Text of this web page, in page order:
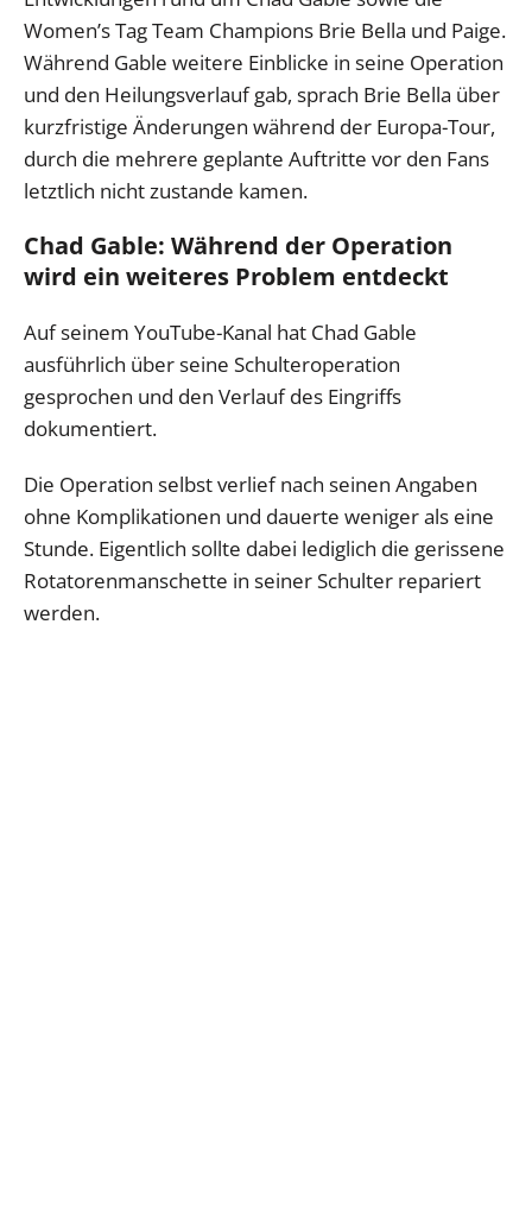
Women’s Tag Team Champions Brie Bella und Paige.
Während Gable weitere Einblicke in seine Operation
und den Heilungsverlauf gab, sprach Brie Bella über
kurzfristige Änderungen während der Europa-Tour,
durch die mehrere geplante Auftritte vor den Fans
letztlich nicht zustande kamen.
Chad Gable: Während der Operation
wird ein weiteres Problem entdeckt
Auf seinem YouTube-Kanal hat Chad Gable
ausführlich über seine Schulteroperation
gesprochen und den Verlauf des Eingriffs
dokumentiert.
Die Operation selbst verlief nach seinen Angaben
ohne Komplikationen und dauerte weniger als eine
Stunde. Eigentlich sollte dabei lediglich die gerissene
Rotatorenmanschette in seiner Schulter repariert
werden.